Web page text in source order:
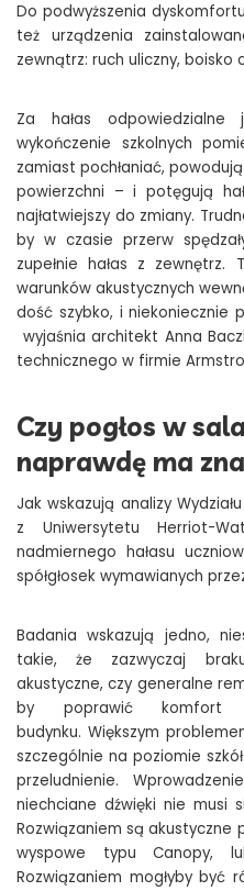
Do podwyższenia
też urządzenia
zewnątrz: ruch uliczny, boisko
Za hałas odpowiedzialne
wykończenie szkolnych
zamiast pochłaniać,
powierzchni – i potęgują
najłatwiejszy do zmiany.
by w czasie przerw
zupełnie hałas z
warunków akustycznych
dość szybko, i niekoniecznie
wyjaśnia architekt Anna
technicznego w firmie
Czy pogłos w
naprawdę ma
Jak wskazują analizy
z Uniwersytetu Herriot-
nadmiernego hałasu
spółgłosek wymawianych
Badania wskazują jedno,
takie, że zazwyczaj
akustyczne, czy generalne
by poprawić komfort
budynku. Większym
szczególnie na poziomie
przeludnienie.
niechciane dźwięki nie musi
Rozwiązaniem są
wyspowe typu Canopy,
Rozwiązaniem mogłyby być